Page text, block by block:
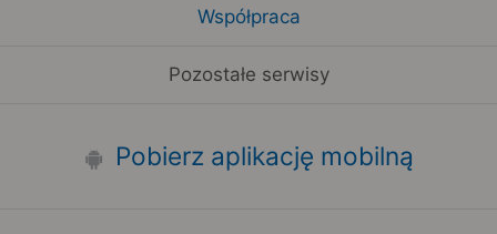
Współpraca
Pozostałe serwisy
Pobierz aplikację mobilną